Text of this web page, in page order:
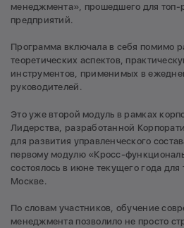
менеджмента», прошедшего для топ-
предприятий.
Программа включала в себя помимо
теоретических аспектов,
инструментов, применимых в
руководителей.
Это уже второй модуль в рамках
Лидерства, разработанной
для развития управленческого
первому модулю «Кросс-
состоялось в июне текущего года
Москве.
По словам участников, обучение
менеджмента позволило не просто